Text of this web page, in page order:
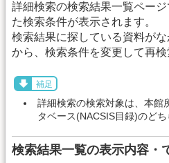
詳細検索の検索結果一覧ペー
た検索条件が表示されます。
検索結果に探している資料が
から、検索条件を変更して再検
補足
詳細検索の検索対象は、本館
タベース(NACSIS目録)のどち
検索結果一覧の表示内容・